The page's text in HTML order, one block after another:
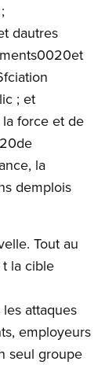
dautres
; et
force et de
la
demplois
Tout au
la cible
attaques
employeurs
seul groupe